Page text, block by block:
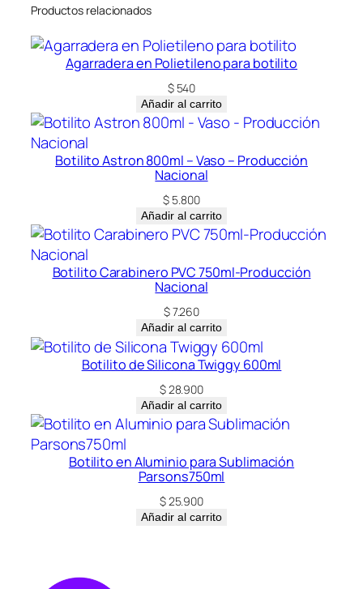
i
d
a
Productos relacionados
Agarradera en Polietileno para botilito
$540
Añadir al carrito
Botilito Astron 800ml – Vaso – Producción
Nacional
$ 5.800
Añadir al carrito
Botilito Carabinero PVC 750ml-Producción
Nacional
$7.260
Añadir al carrito
Botilito de Silicona Twiggy 600ml
$28.900
Añadir al carrito
Botilito en Aluminio para Sublimación
Parsons750ml
$25.900
Añadir al carrito